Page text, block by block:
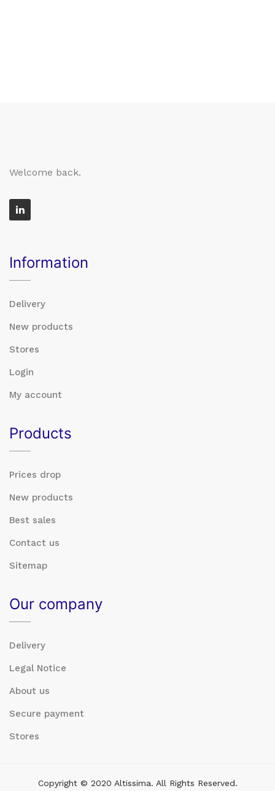
Welcome back.
Information
Delivery
New products
Stores
Login
My account
Products
Prices drop
New products
Best sales
Contact us
Sitemap
Our company
Delivery
Legal Notice
About us
Secure payment
Stores
Copyright © 2020 Altissima. All Rights Reserved.